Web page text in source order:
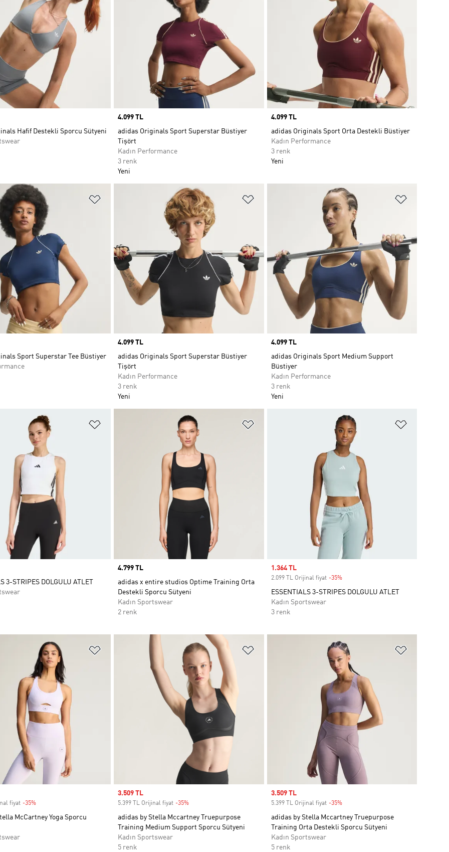
Hafif Destekli Sporcu Sütyeni
Price
4.099 TL
adidas Originals Sport Superstar Büstiyer
Tişört
Kadın Performance
3 renk
Yeni
Price
4.099 TL
adidas Originals Sport Orta Destekli Büstiyer
Kadın Performance
3 renk
Yeni
Ekle Favori Listesine Ekle
Sport Superstar Tee Büstiyer
Favori Listesine Ekle
Price
4.099 TL
adidas Originals Sport Superstar Büstiyer
Tişört
Kadın Performance
3 renk
Yeni
Price
4.099 TL
adidas Originals Sport Medium Support
Büstiyer
Kadın Performance
3 renk
Yeni
3-STRIPES DOLGULU ATLET
Price
4.799 TL
adidas x entire studios Optime Training Orta
Destekli Sporcu Sütyeni
Kadın Sportswear
2 renk
Sale price
1.364 TL
2.099 TL Orijinal fiyat -35%Discount
ESSENTIALS 3-STRIPES DOLGULU ATLET
Kadın Sportswear
3 renk
Favori Listesine Ekle
fiyat -35%Discount
McCartney Yoga Sporcu
Favori Listesine Ekle
Sale price
3.509 TL
5.399 TL Orijinal fiyat -35%
adidas by Stella Mccartney Truepurpose
Training Medium Support Sporcu Sütyeni
Kadın Sportswear
5 renk
Sale price
3.509 TL
5.399 TL Orijinal fiyat -35%Discount
adidas by Stella Mccartney Truepurpose
Training Orta Destekli Sporcu Sütyeni
Kadın Sportswear
5 renk